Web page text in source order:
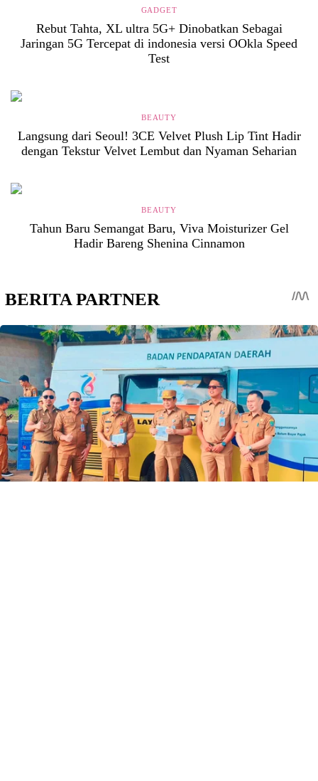
GADGET
Rebut Tahta, XL ultra 5G+ Dinobatkan Sebagai
Jaringan 5G Tercepat di indonesia versi OOkla Speed
Test
BEAUTY
Langsung dari Seoul! 3CE Velvet Plush Lip Tint Hadir
dengan Tekstur Velvet Lembut dan Nyaman Seharian
BEAUTY
Tahun Baru Semangat Baru, Viva Moisturizer Gel
Hadir Bareng Shenina Cinnamon